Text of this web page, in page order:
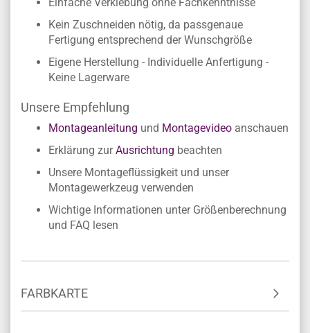
Kein Zuschneiden nötig, da passgenaue
Fertigung entsprechend der Wunschgröße
Eigene Herstellung - Individuelle Anfertigung -
Keine Lagerware
Unsere Empfehlung
Montageanleitung und Montagevideo anschauen
Erklärung zurAusrichtung beachten
Unsere Montageflüssigkeit und unser
Montagewerkzeug verwenden
Wichtige Informationen unter Größenberechnung
und FAQ lesen
FARBKARTE